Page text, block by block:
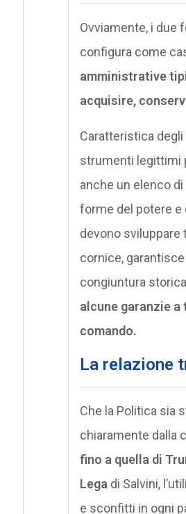
Ovviamente, i due
configura come
amministrative
acquisire,
Caratteristica
strumenti legittimi
anche un elenco
forme del potere e
devono sviluppare
cornice,
congiuntura
alcune garanzie
comando.
La relazione
Che la Politica sia
chiaramente dalla
fino a quella di
Lega di Salvini,
e sconfitti in ogni